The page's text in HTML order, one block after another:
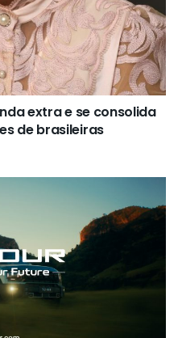
extra e se consolida
de brasileiras